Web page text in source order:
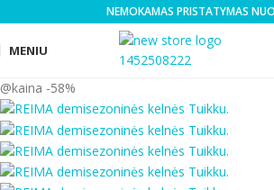
NEMOKAMAS PRISTATYMAS
MENIU
-58%